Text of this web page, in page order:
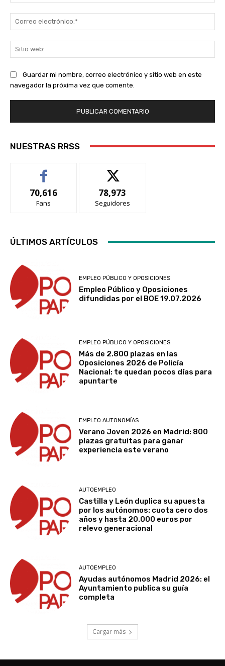
Guardar mi nombre, correo electrónico y sitio web en este
navegador la próxima vez que comente.
NUESTRAS RRSS
70,616
Fans
78,973
Seguidores
ÚLTIMOS ARTÍCULOS
EMPLEO PÚBLICO Y OPOSICIONES
Empleo Público y Oposiciones
difundidas por el BOE 19.07.2026
EMPLEO PÚBLICO Y OPOSICIONES
Más de 2.800 plazas en las
Oposiciones 2026 de Policía
Nacional: te quedan pocos días para
apuntarte
EMPLEO AUTONOMÍAS
Verano Joven 2026 en Madrid: 800
plazas gratuitas para ganar
experiencia este verano
AUTOEMPLEO
Castilla y León duplica su apuesta
por los autónomos: cuota cero dos
años y hasta 20.000 euros por
relevo generacional
AUTOEMPLEO
Ayudas autónomos Madrid 2026: el
Ayuntamiento publica su guía
completa
Cargar más